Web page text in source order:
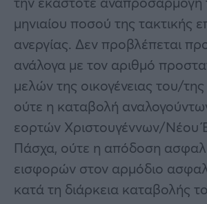
μηνιαίου ποσού της τακτικής
ανεργίας. Δεν προβλέπεται
ανάλογα με τον αριθμό
μελών της οικογένειας του/της
ούτε η καταβολή
εορτών Χριστουγέννων/Νέου
Πάσχα, ούτε η απόδοση
εισφορών στον αρμόδιο
κατά τη διάρκεια καταβολής